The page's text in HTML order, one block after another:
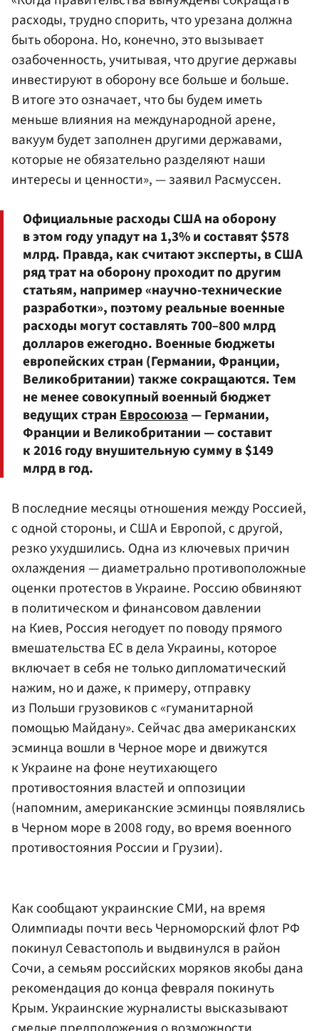
расходы, трудно спорить, что урезана должна
быть оборона. Но, конечно, это вызывает
озабоченность, учитывая, что другие державы
инвестируют в оборону все больше и больше.
В итоге это означает, что бы будем иметь
меньше влияния на международной арене,
вакуум будет заполнен другими державами,
которые не обязательно разделяют наши
интересы и ценности», — заявил Расмуссен.
Официальные расходы США на оборону
в этом году упадут на 1,3% и составят $578
млрд. Правда, как считают эксперты, в США
ряд трат на оборону проходит по другим
статьям, например «научно-технические
разработки», поэтому реальные военные
расходы могут составлять 700–800 млрд
долларов ежегодно. Военные бюджеты
европейских стран (Германии, Франции,
Великобритании) также сокращаются. Тем
не менее совокупный военный бюджет
ведущих странЕвросоюза— Германии,
Франции и Великобритании — составит
к 2016 году внушительную сумму в $149
млрд в год.
В последние месяцы отношения между Россией,
с одной стороны, и США и Европой, с другой,
резко ухудшились. Одна из ключевых причин
охлаждения — диаметрально противоположные
оценки протестов в Украине. Россию обвиняют
в политическом и финансовом давлении
на Киев, Россия негодует по поводу прямого
вмешательства ЕС в дела Украины, которое
включает в себя не только дипломатический
нажим, но и даже, к примеру, отправку
из Польши грузовиков с «гуманитарной
помощью Майдану». Сейчас два американских
эсминца вошли в Черное море и движутся
к Украине на фоне неутихающего
противостояния властей и оппозиции
(напомним, американские эсминцы появлялись
в Черном море в 2008 году, во время военного
противостояния России и Грузии).
Как сообщают украинские СМИ, на время
Олимпиады почти весь Черноморский флот РФ
покинул Севастополь и выдвинулся в район
Сочи, а семьям российских моряков якобы дана
рекомендация до конца февраля покинуть
Крым. Украинские журналисты высказывают